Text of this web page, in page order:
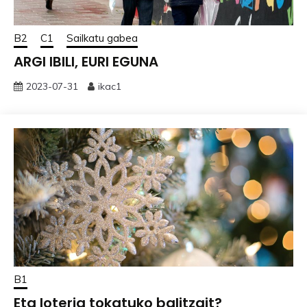
B2 C1 Sailkatu gabea
ARGI IBILI, EURI EGUNA
2023-07-31 ikac1
B1